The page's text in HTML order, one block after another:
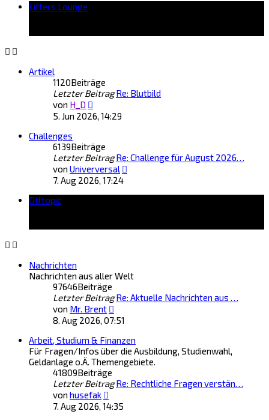
Lifters Lounge
Artikel
1120Beiträge
Letzter Beitrag Re: Blutbild
von H_D
Beitrag
5. Jun 2026, 14:29
Challenges
6139Beiträge
Letzter Beitrag Re: Challenge für August 2026…
von Univerversal
7. Aug 2026, 17:24
Offtopic
Nachrichten
Nachrichten aus aller Welt
97646Beiträge
Letzter Beitrag Re: Aktuelle Nachrichten aus …
von Mr. Brent
Beitrag
8. Aug 2026, 07:51
Arbeit, Studium & Finanzen
Für Fragen/Infos über die Ausbildung, Studienwahl,
Geldanlage o.Ä. Themengebiete.
41809Beiträge
Letzter Beitrag Re: Rechtliche Fragen verstän…
von husefak
Beitrag
7. Aug 2026, 14:35